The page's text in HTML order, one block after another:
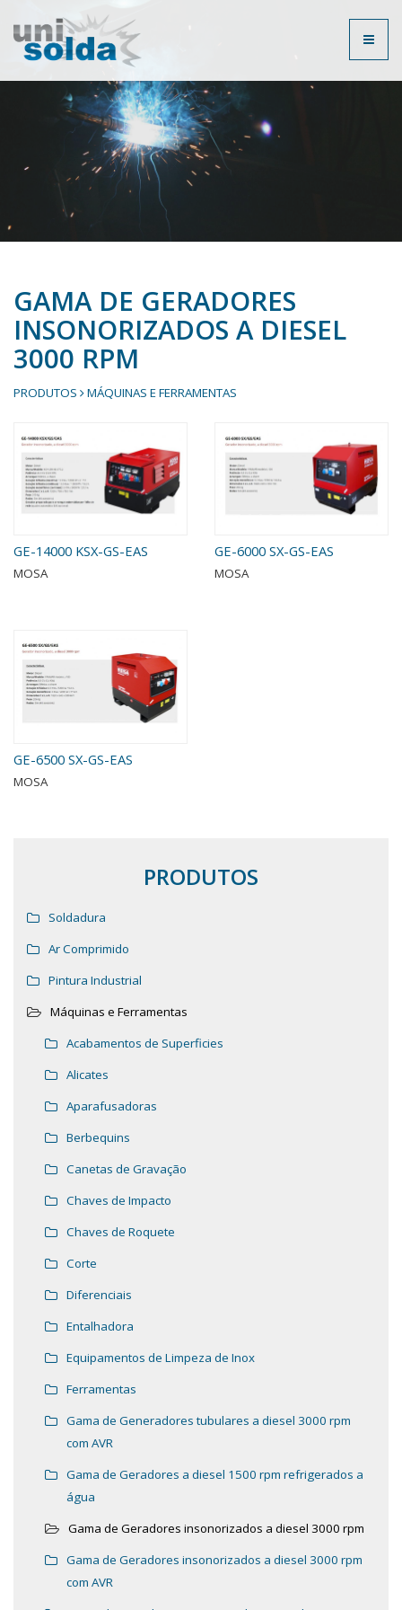
Toggle
GAMA DE GERADORES
INSONORIZADOS A DIESEL
3000 RPM
PRODUTOS MÁQUINAS E FERRAMENTAS
GE-14000 KSX-GS-EAS
MOSA
GE-6000 SX-GS-EAS
MOSA
GE-6500 SX-GS-EAS
MOSA
PRODUTOS
Soldadura
Ar Comprimido
Pintura Industrial
Máquinas e Ferramentas
Acabamentos de Superficies
Alicates
Aparafusadoras
Berbequins
Canetas de Gravação
Chaves de Impacto
Chaves de Roquete
Corte
Diferenciais
Entalhadora
Equipamentos de Limpeza de Inox
Ferramentas
Gama de Generadores tubulares a diesel 3000 rpm
com AVR
Gama de Geradores a diesel 1500 rpm refrigerados a
água
Gama de Geradores insonorizados a diesel 3000 rpm
Gama de Geradores insonorizados a diesel 3000 rpm
com AVR